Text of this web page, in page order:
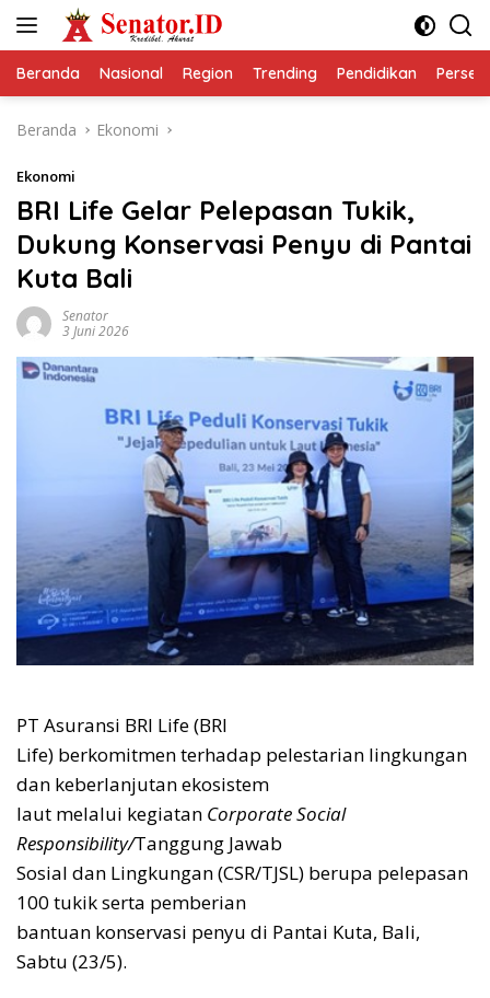
Beranda Nasional Region Trending Pendidikan
Beranda Ekonomi
Ekonomi
BRI Life Gelar Pelepasan Tukik,
Dukung Konservasi Penyu di Pantai
Kuta Bali
Senator
3 Juni 2026
PT Asuransi BRI Life (BRI
Life) berkomitmen terhadap pelestarian lingkungan
dan keberlanjutan ekosistem
laut melalui kegiatan Corporate Social
Responsibility/Tanggung Jawab
Sosial dan Lingkungan (CSR/TJSL) berupa pelepasan
100 tukik serta pemberian
bantuan konservasi penyu di Pantai Kuta, Bali,
Sabtu (23/5).